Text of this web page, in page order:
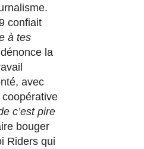
confiait
à tes
la
avec
coopérative
c’est pire
bouger
Riders qui